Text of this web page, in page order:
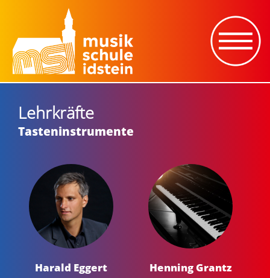
Lehrkräfte
Tasteninstrumente
Harald Eggert
Henning Grantz